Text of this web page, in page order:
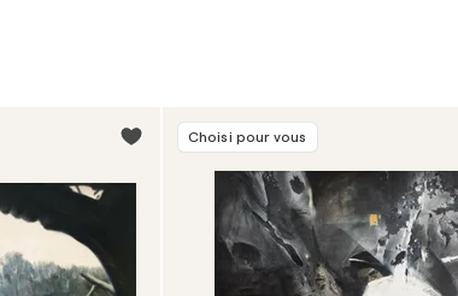
Choisi pour vous